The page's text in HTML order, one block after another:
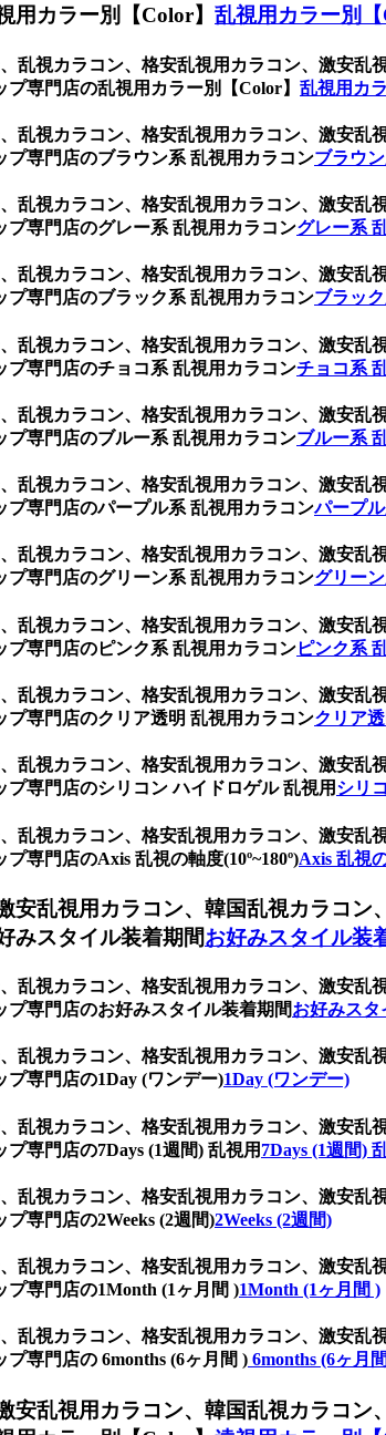
用カラー別【Color】 乱視用カラー別【
乱視カラコン、格安乱視用カラコン、激安
専門店の乱視用カラー別【Color】 乱視用カ
乱視カラコン、格安乱視用カラコン、激安
専門店のブラウン系 乱視用カラコンブラウ
乱視カラコン、格安乱視用カラコン、激安
専門店のグレー系 乱視用カラコングレー系
乱視カラコン、格安乱視用カラコン、激安
専門店のブラック系 乱視用カラコンブラッ
乱視カラコン、格安乱視用カラコン、激安
専門店のチョコ系 乱視用カラコンチョコ系
乱視カラコン、格安乱視用カラコン、激安
専門店のブルー系 乱視用カラコンブルー系
乱視カラコン、格安乱視用カラコン、激安
専門店のパープル系 乱視用カラコンパープ
乱視カラコン、格安乱視用カラコン、激安
専門店のグリーン系 乱視用カラコングリー
乱視カラコン、格安乱視用カラコン、激安
専門店のピンク系 乱視用カラコンピンク系
乱視カラコン、格安乱視用カラコン、激安
専門店のクリア透明 乱視用カラコンクリア
乱視カラコン、格安乱視用カラコン、激安
専門店のシリコン ハイドロゲル 乱視用 シリ
乱視カラコン、格安乱視用カラコン、激安
専門店のAxis 乱視の軸度(10º~180º)Axis 乱視
乱視用カラコン、韓国乱視カラコ
みスタイル装着期間お好みスタイル装
乱視カラコン、格安乱視用カラコン、激安
専門店のお好みスタイル装着期間お好みス
乱視カラコン、格安乱視用カラコン、激安
専門店の1Day (ワンデー)1Day (ワンデー)
乱視カラコン、格安乱視用カラコン、激安
専門店の7Days (1週間) 乱視用 7Days (1週間)
乱視カラコン、格安乱視用カラコン、激安
専門店の2Weeks (2週間)2Weeks (2週間)
乱視カラコン、格安乱視用カラコン、激安
専門店の1Month (1ヶ月間 )1Month (1ヶ月間 )
乱視カラコン、格安乱視用カラコン、激安
専門店の 6months (6ヶ月間 ) 6months (6ヶ月
乱視用カラコン、韓国乱視カラコ